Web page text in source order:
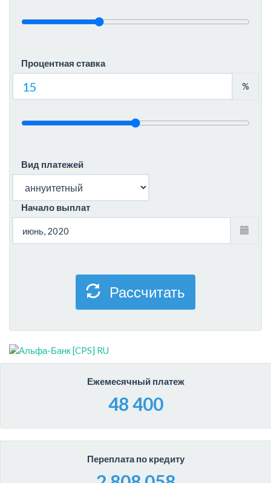
Процентная ставка
%
Вид платежей
Начало выплат
Рассчитать
Ежемесячный платеж
48 400
Переплата по кредиту